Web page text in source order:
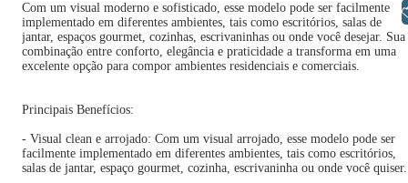
Com um visual moderno e sofisticado, esse modelo pode ser facilmente
implementado em diferentes ambientes, tais como escritórios, salas de
jantar, espaços gourmet, cozinhas, escrivaninhas ou onde você desejar. Sua
combinação entre conforto, elegância e praticidade a transforma em uma
excelente opção para compor ambientes residenciais e comerciais.
Principais Benefícios:
- Visual clean e arrojado: Com um visual arrojado, esse modelo pode ser
facilmente implementado em diferentes ambientes, tais como escritórios,
salas de jantar, espaço gourmet, cozinha, escrivaninha ou onde você quiser.
Libras